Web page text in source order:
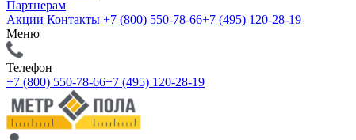
Партнерам
Акции Контакты +7 (800) 550-78-66+7 (495) 120-28-19
Меню
Телефон
+7 (800) 550-78-66+7 (495) 120-28-19